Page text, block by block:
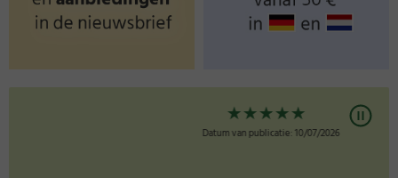
★
Datum van publicatie: 10/07/2026